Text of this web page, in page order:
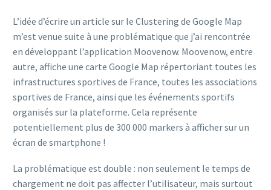
L’idée d’écrire un article sur le Clustering de Google Map
m’est venue suite à une problématique que j’ai rencontrée
en développant l’application Moovenow. Moovenow, entre
autre, affiche une carte Google Map répertoriant toutes les
infrastructures sportives de France, toutes les associations
sportives de France, ainsi que les événements sportifs
organisés sur la plateforme. Cela représente
potentiellement plus de 300 000 markers à afficher sur un
écran de smartphone !
La problématique est double : non seulement le temps de
chargement ne doit pas affecter l’utilisateur, mais surtout